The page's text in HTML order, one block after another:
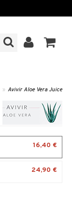
» Avivir Aloe Vera Juice
16,40 €
24,90 €